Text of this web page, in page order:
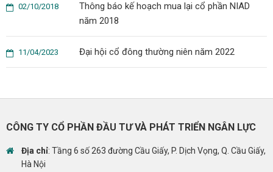
Thông báo kế hoạch mua lại cổ phần NIAD
năm 2018
02/10/2018
Đại hội cổ đông thường niên năm 2022
11/04/2023
CÔNG TY CỔ PHẦN ĐẦU TƯ VÀ PHÁT TRIỂN NGÂN LỰC
Địa chỉ: Tầng 6 số 263 đường Cầu Giấy, P. Dịch Vọng, Q. Cầu Giấy,
Hà Nội